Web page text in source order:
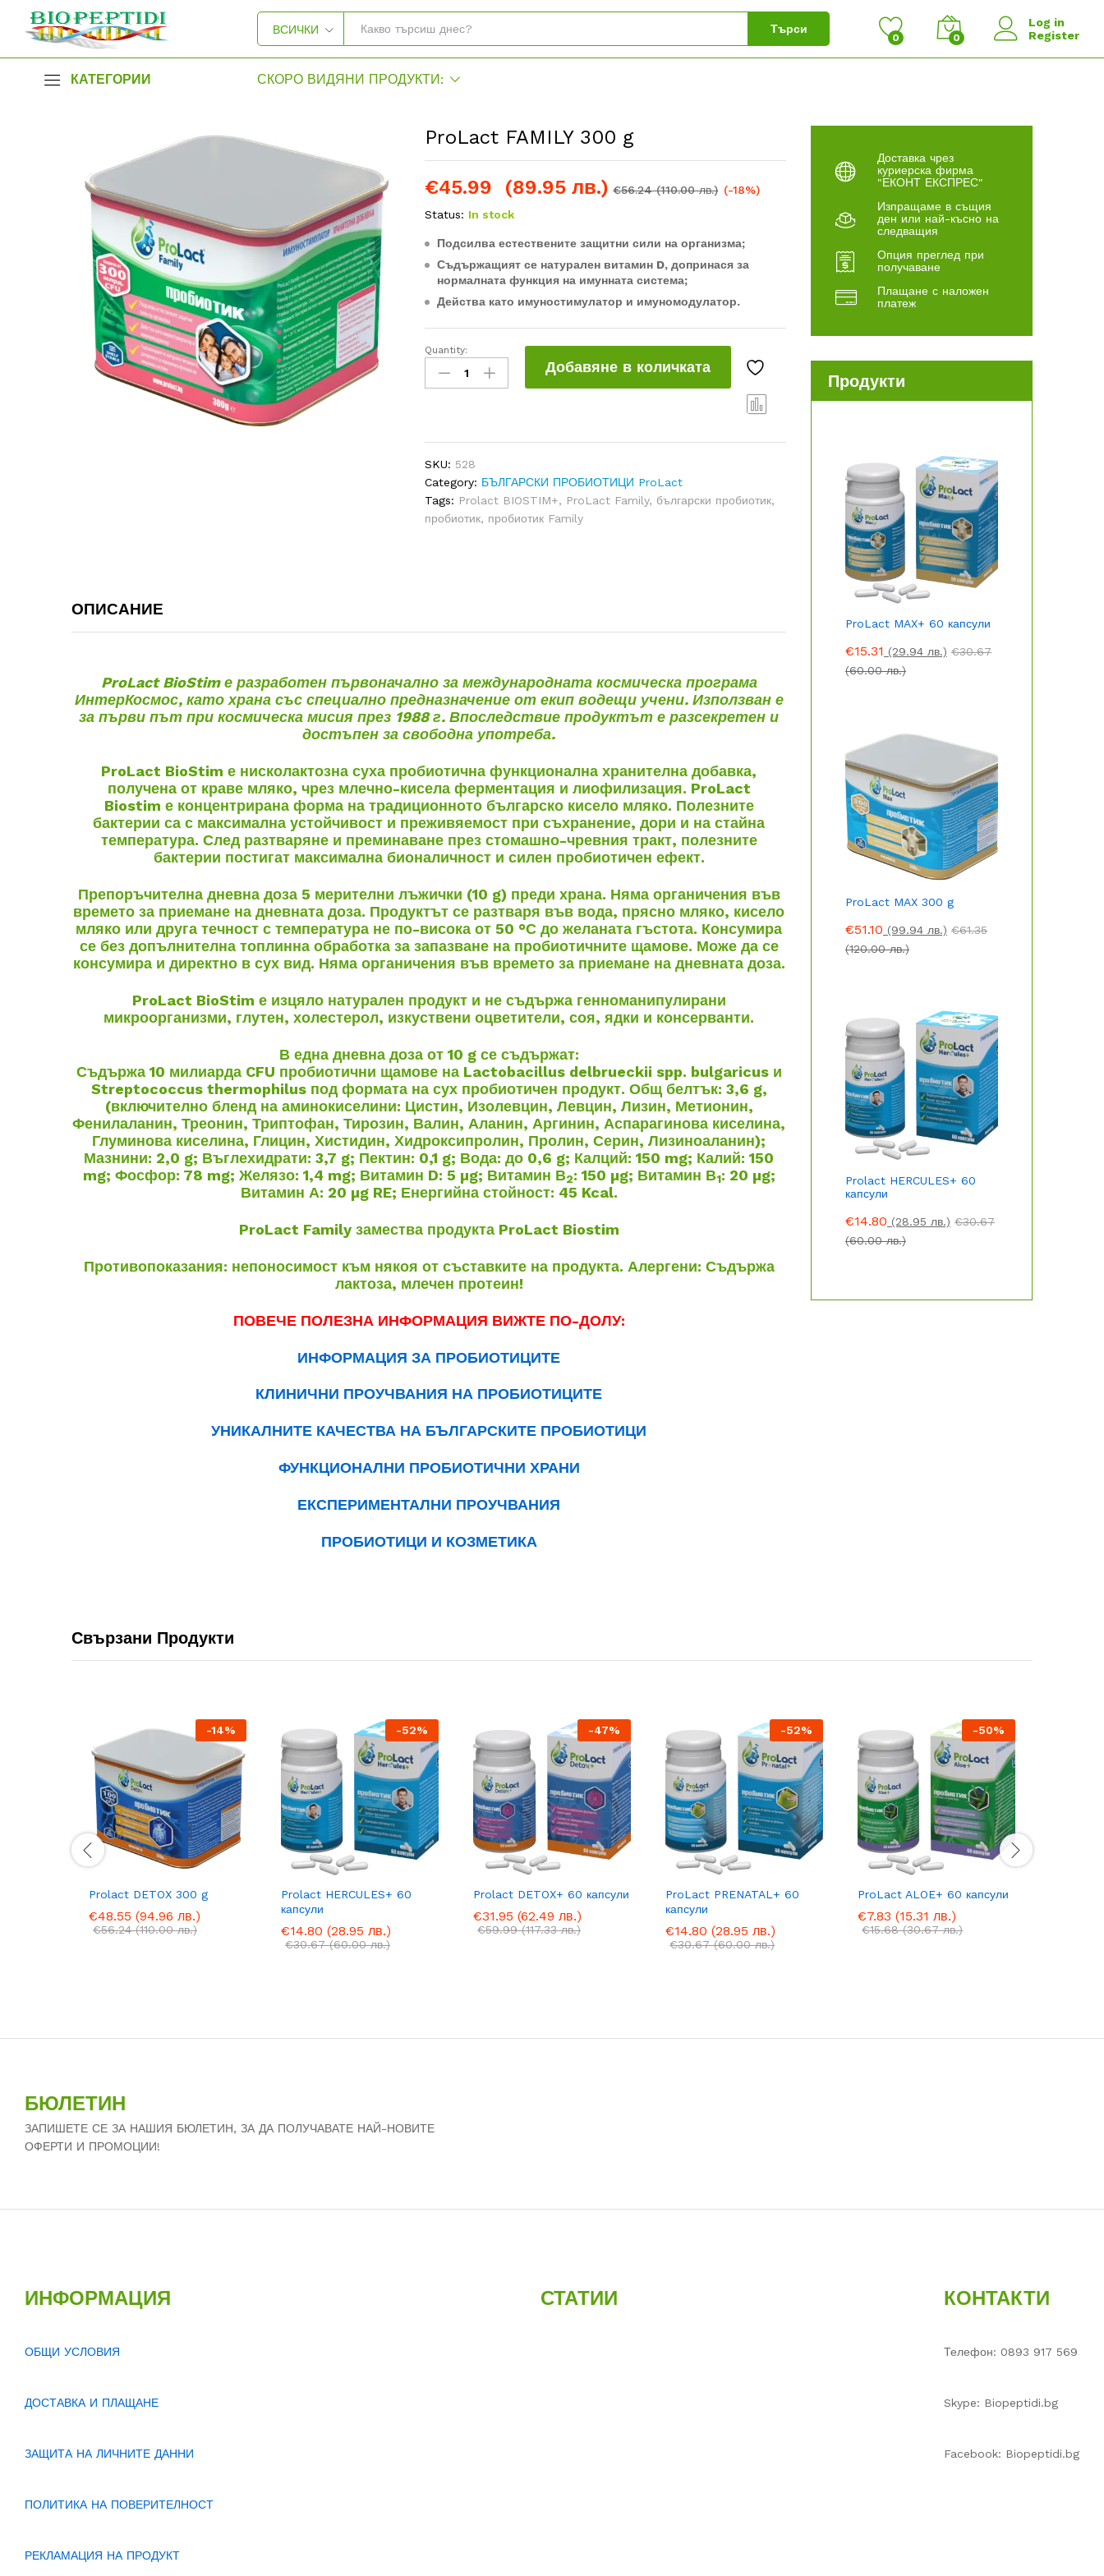
ВСИЧКИ Търси
0 0
Log in
Register
КАТЕГОРИИ
ФИЗИОТЕРАПЕВТИЧНИ
АПАРАТИ ЗА СРЕБЪРНА
ВОДА
ПРОБИОТИЦИ ProLact
АПАРАТИ ЗА
ДИАГНОСТИКА
АПАРАТИ
СКОРО ВИДЯНИ ПРОДУКТИ:
ProLact FAMILY 300 g
€45.99 (89.95 лв.) €56.24 (110.00 лв.) (-18%)
Status: In stock
Подсилва естествените защитни сили на организма;
Съдържащият се натурален витамин D, допринася за
нормалната функция на имунната система;
Действа като имуностимулатор и имуномодулатор.
ProLact
FAMILY
300
Quantity:
Добавяне в количката
ни
SKU: 528
Category: БЪЛГАРСКИ ПРОБИОТИЦИ ProLact
Tags: Prolact BIOSTIM+, ProLact Family, български пробиотик,
пробиотик, пробиотик Family
ОПИСАНИЕ
ProLact BioStimе разработен първоначално за международната космическа програма
ИнтерКосмос, като храна със специално предназначение от екип водещи учени. Използван е
за първи път при космическа мисия през 1988 г. Впоследствие продуктът е разсекретен и
достъпен за свободна употреба.
ProLact BioStim е нисколактозна суха пробиотична функционална хранителна добавка,
получена от краве мляко, чрез млечно-кисела ферментация и лиофилизация. ProLact
Biostim е концентрирана форма на традиционното българско кисело мляко. Полезните
бактерии са с максимална устойчивост и преживяемост при съхранение, дори и на стайна
температура. След разтваряне и преминаване през стомашно-чревния тракт, полезните
бактерии постигат максимална бионаличност и силен пробиотичен ефект.
Препоръчителна дневна доза 5 мерителни лъжички (10 g) преди храна. Няма органичения във
времето за приемане на дневната доза. Продуктът се разтваря във вода, прясно мляко, кисело
мляко или друга течност с температура не по-висока от 50 °С до желаната гъстота. Консумира
се без допълнителна топлинна обработка за запазване на пробиотичните щамове. Може да се
консумира и директно в сух вид. Няма органичения във времето за приемане на дневната доза.
ProLact BioStim е изцяло натурален продукт и не съдържа генноманипулирани
микроорганизми, глутен, холестерол, изкуствени оцветители, соя, ядки и консерванти.
В една дневна доза от 10 g се съдържат:
Съдържа 10 милиарда CFU пробиотични щамове на Lactobacillus delbrueckii spp. bulgaricus и
Streptococcus thermophilus под формата на сух пробиотичен продукт. Общ белтък: 3,6 g,
(включително бленд на аминокиселини: Цистин, Изолевцин, Левцин, Лизин, Метионин,
Фенилаланин, Треонин, Триптофан, Тирозин, Валин, Аланин, Аргинин, Аспарагинова киселина,
Глуминова киселина, Глицин, Хистидин, Хидроксипролин, Пролин, Серин, Лизиноаланин);
Мазнини: 2,0 g; Въглехидрати: 3,7 g; Пектин: 0,1 g; Вода: до 0,6 g; Калций: 150 mg; Калий: 150
mg; Фосфор: 78 mg; Желязо: 1,4 mg; Витамин D: 5 µg; Витамин В2: 150 µg; Витамин В1: 20 µg;
Витамин А: 20 µg RE; Енергийна стойност: 45 Kcal.
ProLact Family замества продукта ProLact Biostim
Противопоказания: непоносимост към някоя от съставките на продукта. Алергени: Съдържа
лактоза, млечен протеин!
ПОВЕЧЕ ПОЛЕЗНА ИНФОРМАЦИЯ ВИЖТЕ ПО-ДОЛУ:
ИНФОРМАЦИЯ ЗА ПРОБИОТИЦИТЕ
КЛИНИЧНИ ПРОУЧВАНИЯ НА ПРОБИОТИЦИТЕ
УНИКАЛНИТЕ КАЧЕСТВА НА БЪЛГАРСКИТЕ ПРОБИОТИЦИ
ФУНКЦИОНАЛНИ ПРОБИОТИЧНИ ХРАНИ
ЕКСПЕРИМЕНТАЛНИ ПРОУЧВАНИЯ
ПРОБИОТИЦИ И КОЗМЕТИКА
Доставка чрез
куриерска фирма
"ЕКОНТ ЕКСПРЕС"
Изпращаме в същия
ден или най-късно на
следващия
Опция преглед при
получаване
Плащане с наложен
платеж
Продукти
ProLact MAX+ 60 капсули
€15.31 (29.94 лв.) €30.67
(60.00 лв.)
ProLact MAX 300 g
€51.10 (99.94 лв.) €61.35
(120.00 лв.)
Prolact HERCULES+ 60
капсули
€14.80 (28.95 лв.) €30.67
(60.00 лв.)
Свързани Продукти
-14%
Prolact DETOX 300 g
€48.55 (94.96 лв.)
€56.24 (110.00 лв.)
-52%
Prolact HERCULES+ 60
капсули
€14.80 (28.95 лв.)
€30.67 (60.00 лв.)
-47%
Prolact DETOX+ 60 капсули
€31.95 (62.49 лв.)
€59.99 (117.33 лв.)
-52%
ProLact PRENATAL+ 60
капсули
€14.80 (28.95 лв.)
€30.67 (60.00 лв.)
-50%
ProLact ALOE+ 60 капсули
€7.83 (15.31 лв.)
€15.68 (30.67 лв.)
БЮЛЕТИН
ЗАПИШЕТЕ СЕ ЗА НАШИЯ БЮЛЕТИН, ЗА ДА ПОЛУЧАВАТЕ НАЙ-НОВИТЕ
ОФЕРТИ И ПРОМОЦИИ!
ИНФОРМАЦИЯ
ОБЩИ УСЛОВИЯ
ДОСТАВКА И ПЛАЩАНЕ
ЗАЩИТА НА ЛИЧНИТЕ ДАННИ
ПОЛИТИКА НА ПОВЕРИТЕЛНОСТ
РЕКЛАМАЦИЯ НА ПРОДУКТ
СТАТИИ КОНТАКТИ
Телефон: 0893 917 569
Skype: Biopeptidi.bg
Facebook: Biopeptidi.bg